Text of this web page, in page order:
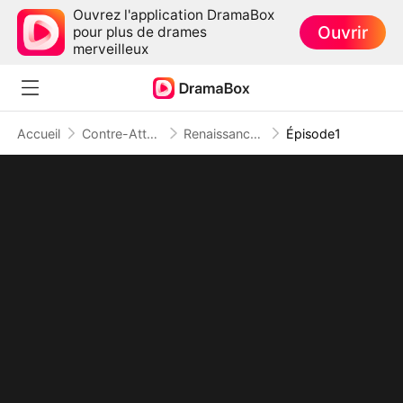
Ouvrez l'application DramaBox
pour plus de drames
merveilleux
Ouvrir
Accueil Contre-Attaque Renaissance d'une Reine Épisode1